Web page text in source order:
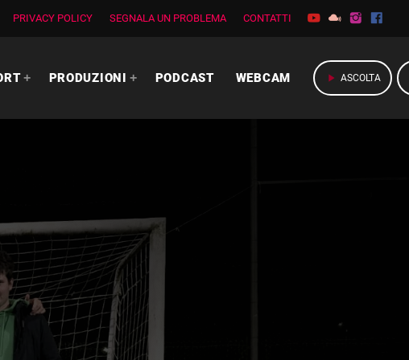
PRIVACY POLICY SEGNALA UN PROBLEMA CONTATTI
PRODUZIONI PODCAST WEBCAM play_arrow ASCOLTA